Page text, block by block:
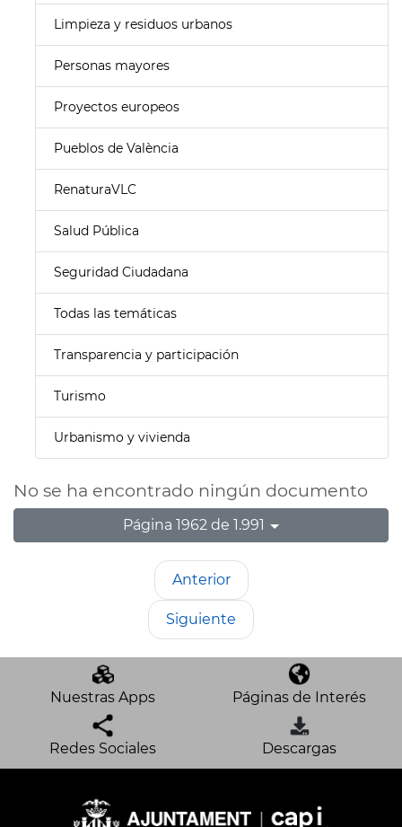
Limpieza y residuos urbanos
Personas mayores
Proyectos europeos
Pueblos de València
RenaturaVLC
Salud Pública
Seguridad Ciudadana
Todas las temáticas
Transparencia y participación
Turismo
Urbanismo y vivienda
No se ha encontrado ningún documento
Página 1962 de 1.991
Anterior
Siguiente
Nuestras Apps Páginas de Interés
Redes Sociales Descargas